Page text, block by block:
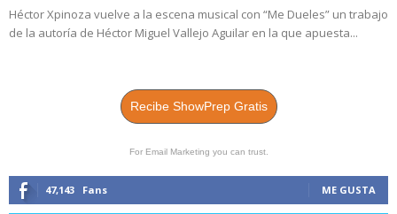
Héctor Xpinoza vuelve a la escena musical con “Me Dueles” un trabajo
de la autoría de Héctor Miguel Vallejo Aguilar en la que apuesta...
Recibe ShowPrep Gratis
For Email Marketing you can trust.
47,143 Fans ME GUSTA